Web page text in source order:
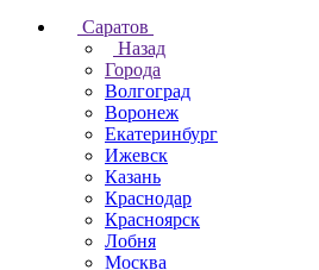
Саратов
Назад
Города
Волгоград
Воронеж
Екатеринбург
Ижевск
Казань
Краснодар
Красноярск
Лобня
Москва